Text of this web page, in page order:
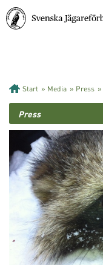
Start » Media » Press »
Press